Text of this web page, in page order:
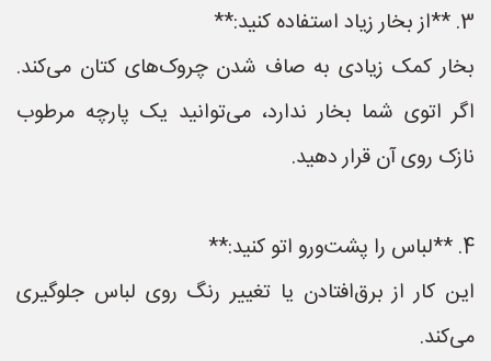
3. **از بخار زیاد استفاده کنید:**
بخار کمک زیادی به صاف شدن چروک‌های کتان می‌کند.
اگر اتوی شما بخار ندارد، می‌توانید یک پارچه مرطوب
نازک روی آن قرار دهید.
4. **لباس را پشت‌ورو اتو کنید:**
این کار از برق‌افتادن یا تغییر رنگ روی لباس جلوگیری
می‌کند.